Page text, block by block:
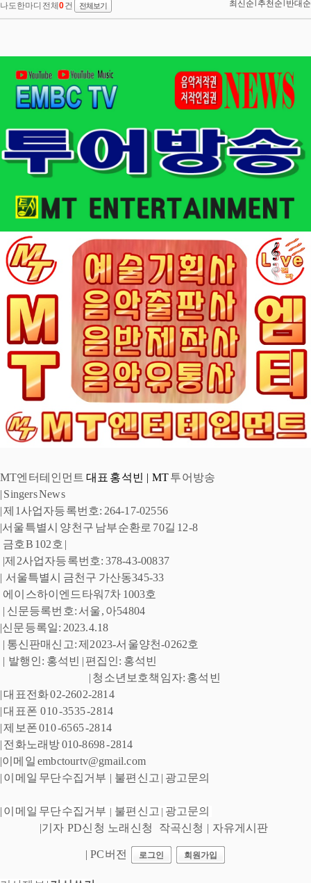
MT엔터테인먼트 대표 홍석빈  |  MT 투어방송
| Singers News
| 제1사업자등록번호: 264-17-02556
|서울특별시 양천구 남부순환로 70길 12-8
금호B 102호 |
|제2사업자등록번호: 378-43-00837
| 서울특별시 금천구 가산동345-33
에이스하이엔드타워7차 1003호
| 신문등록번호: 서울, 아54804
|신문등록일: 2023.4.18
| 통신판매신고: 제2023-서울양천-0262호
|  발행인: 홍석빈 | 편집인: 홍석빈
| 청소년보호책임자: 홍석빈
| 대표전화 02-2602-2814
| 대표폰  010 -3535 -2814
| 제보폰 010 -6565 -2814
| 전화노래방 010-8698 -2814
|이메일 embctourtv@gmail.com
| 이메일 무단수집거부 | 불편신고 | 광고문의
| 이메일 무단수집거부
  |
불편신고 | 광고문의
|기자 PD신청 노래신청 작곡신청 | 자유게시판
|PC버전 로그인 회원가입